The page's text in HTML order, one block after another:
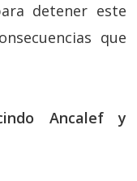
detener este
que
Ancalef y